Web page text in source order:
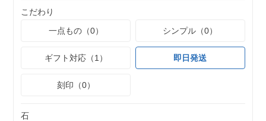
こだわり
一点もの（0）
シンプル（0）
ギフト対応（1） 即日発送
刻印（0）
石